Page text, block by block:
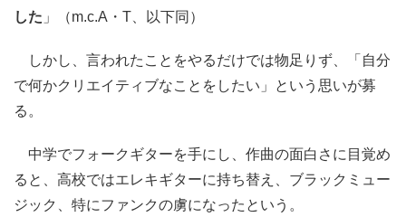
した 」（m.c.A・T、以下同）
しかし、言われたことをやるだけでは物足りず、「自分
で何かクリエイティブなことをしたい」という思いが募
る。
中学でフォークギターを手にし、作曲の面白さに目覚め
ると、高校ではエレキギターに持ち替え、ブラックミュー
ジック、特にファンクの虜になったという。